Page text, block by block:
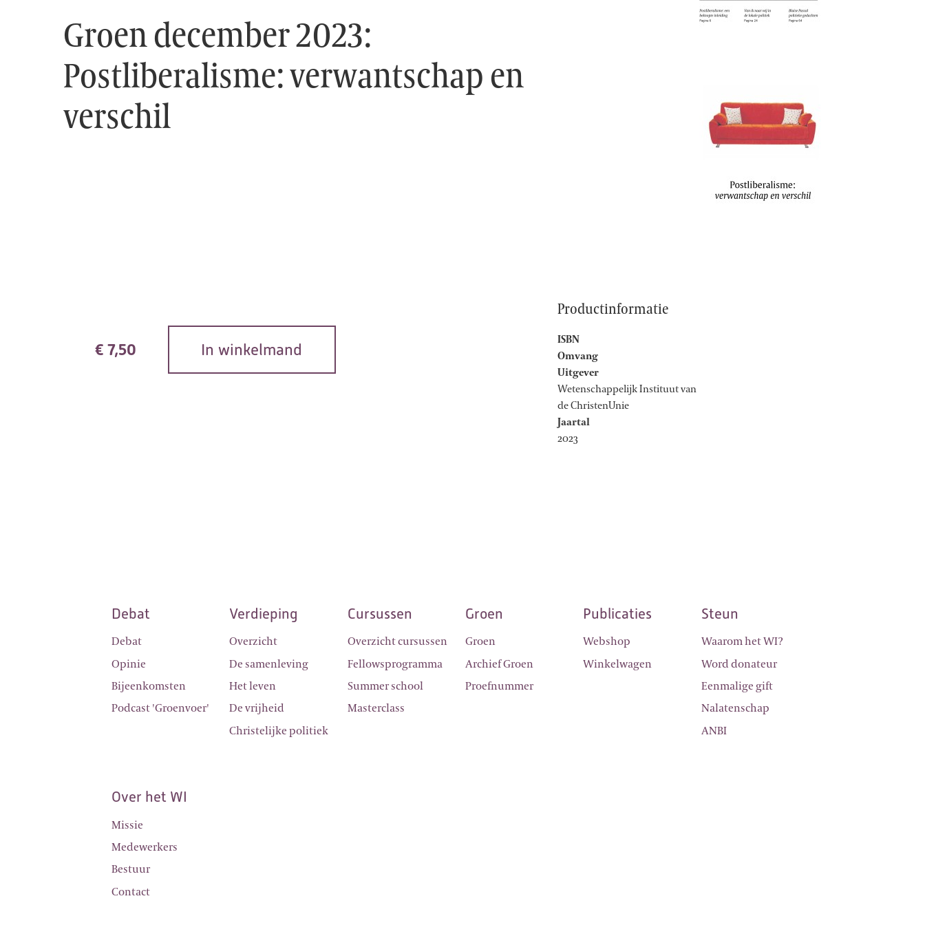
Groen december 2023:
Postliberalisme: verwantschap en
verschil
€ 7,50 In winkelmand
Productinformatie
ISBN
Omvang
Uitgever
Wetenschappelijk Instituut van
de ChristenUnie
Jaartal
2023
Debat
Debat
Opinie
Bijeenkomsten
Podcast 'Groenvoer'
Verdieping
Overzicht
De samenleving
Het leven
De vrijheid
Christelijke politiek
Cursussen
Overzicht cursussen
Fellowsprogramma
Summer school
Masterclass
Groen
Groen
Archief Groen
Proefnummer
Publicaties
Webshop
Winkelwagen
Steun
Waarom het WI?
Word donateur
Eenmalige gift
Nalatenschap
ANBI
Over het WI
Missie
Medewerkers
Bestuur
Contact